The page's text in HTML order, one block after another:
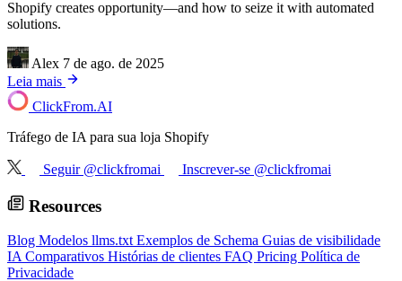
Shopify creates opportunity—and how to seize it with automated
solutions.
Alex 7 de ago. de 2025
Leia mais
ClickFrom.AI
Tráfego de IA para sua loja Shopify
Seguir @clickfromai Inscrever-se @clickfromai
Resources
Blog Modelos llms.txt Exemplos de Schema Guias de visibilidade
IA Comparativos Histórias de clientes FAQ Pricing Política de
Privacidade